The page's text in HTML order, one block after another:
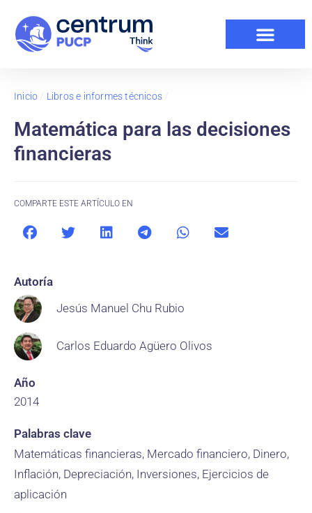
Inicio / Libros e informes técnicos /
Matemática para las decisiones
financieras
COMPARTE ESTE ARTÍCULO EN
Autoría
Jesús Manuel Chu Rubio
Carlos Eduardo Agüero Olivos
Año
2014
Palabras clave
Matemáticas financieras, Mercado financiero, Dinero,
Inflación, Depreciación, Inversiones, Ejercicios de
aplicación